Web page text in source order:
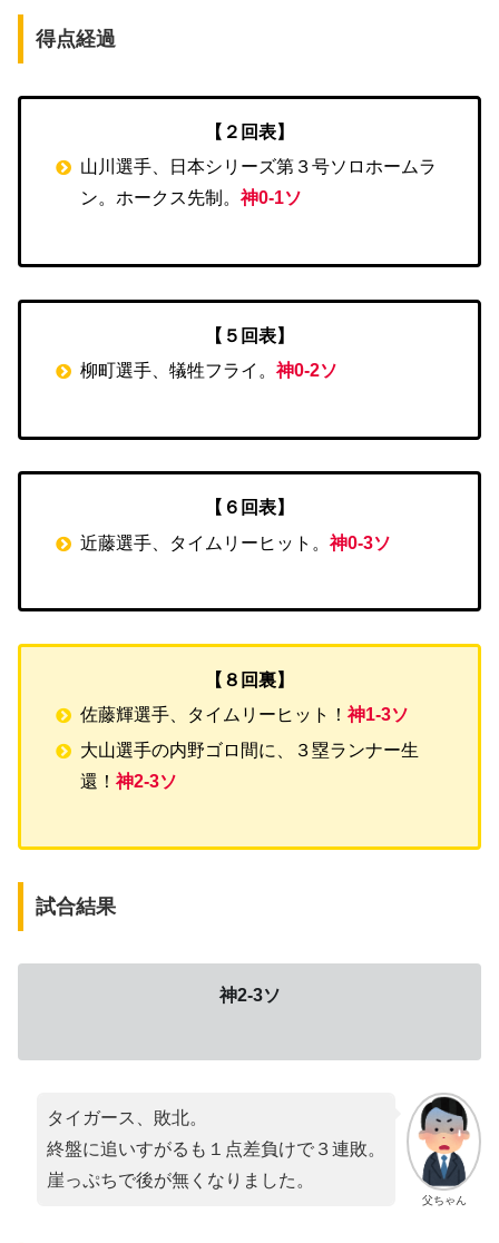
得点経過
【２回表】
山川選手、日本シリーズ第３号ソロホームラ
ン。ホークス先制。神0-1ソ
【５回表】
柳町選手、犠牲フライ。神0-2ソ
【６回表】
近藤選手、タイムリーヒット。神0-3ソ
【８回裏】
佐藤輝選手、タイムリーヒット！神1-3ソ
大山選手の内野ゴロ間に、３塁ランナー生
還！神2-3ソ
試合結果
神2-3ソ
父ちゃん
タイガース、敗北。
終盤に追いすがるも１点差負けで３連敗。
崖っぷちで後が無くなりました。